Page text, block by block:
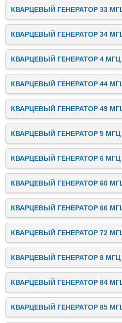
КВАРЦЕВЫЙ ГЕНЕРАТОР 33
КВАРЦЕВЫЙ ГЕНЕРАТОР 34
КВАРЦЕВЫЙ ГЕНЕРАТОР 4 МГЦ
КВАРЦЕВЫЙ ГЕНЕРАТОР 44
КВАРЦЕВЫЙ ГЕНЕРАТОР 49
КВАРЦЕВЫЙ ГЕНЕРАТОР 5 МГЦ
КВАРЦЕВЫЙ ГЕНЕРАТОР 6 МГЦ
КВАРЦЕВЫЙ ГЕНЕРАТОР 60
КВАРЦЕВЫЙ ГЕНЕРАТОР 66
КВАРЦЕВЫЙ ГЕНЕРАТОР 72
КВАРЦЕВЫЙ ГЕНЕРАТОР 8 МГЦ
КВАРЦЕВЫЙ ГЕНЕРАТОР 84
КВАРЦЕВЫЙ ГЕНЕРАТОР 85